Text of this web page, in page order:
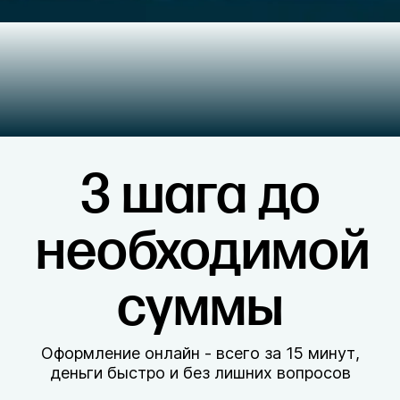
3 шага до
необходимой
суммы
Оформление онлайн - всего за 15 минут,
деньги быстро и без лишних вопросов